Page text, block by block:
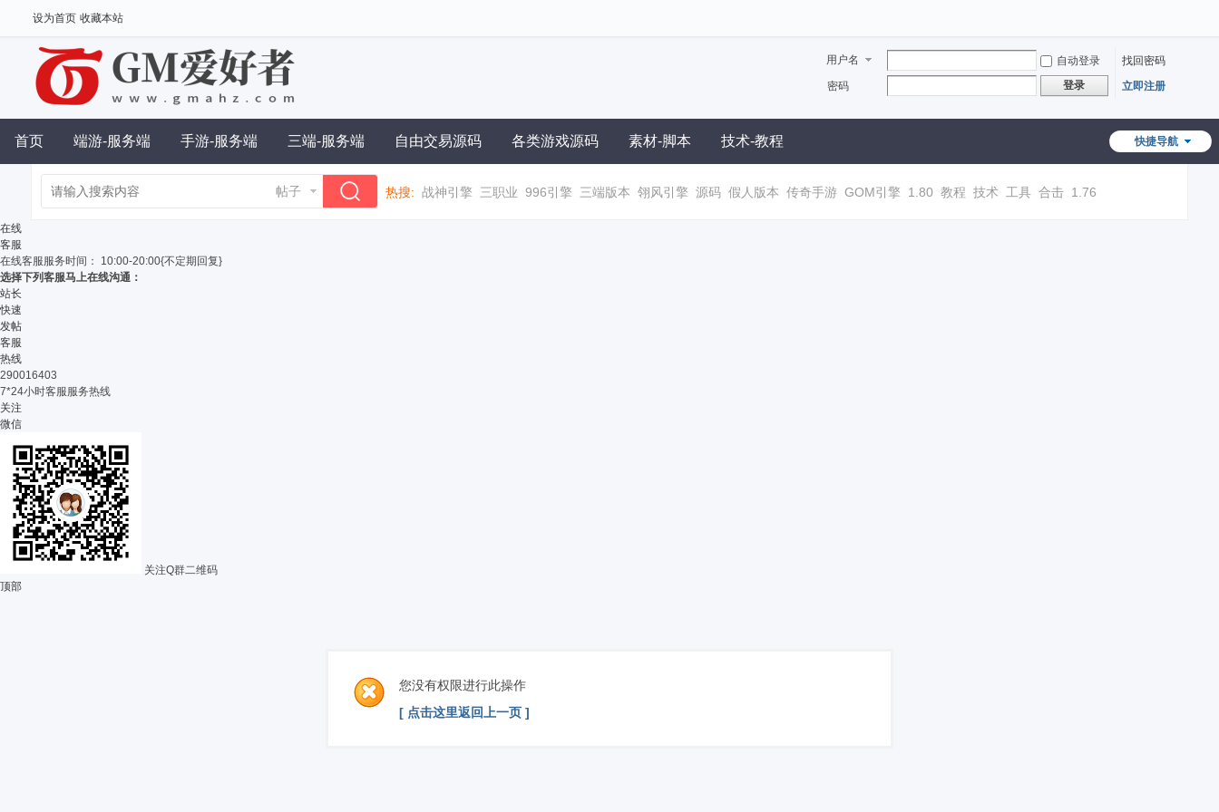
设为首页 收藏本站
用户名 自动登录
找回密码
密码
登录 立即注册
快捷导航
首页 端游-服务端 手游-服务端 三端-服务端 自由交易源码 各类游戏源码 素材-脚本 技术-教程
帖子 热搜: 战神引擎 三职业 996引擎 三端版本 翎风引擎 源码 假人版本 传奇手游 GOM引擎 1.80 教程 技术 工具 合击 1.76
在线
客服
在线客服服务时间： 10:00-20:00{不定期回复}
选择下列客服马上在线沟通：
站长
快速
发帖
客服
热线
290016403
7*24小时客服服务热线
关注
微信
关注Q群二维码
顶部
您没有权限进行此操作
[ 点击这里返回上一页 ]